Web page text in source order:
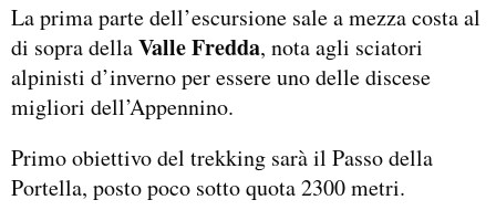
La prima parte dell’escursione sale a mezza costa al
di sopra dellaValle Fredda, nota agli sciatori
alpinisti d’inverno per essere uno delle discese
migliori dell’Appennino.
Primo obiettivo del trekking sarà il Passo della
Portella, posto poco sotto quota 2300 metri.